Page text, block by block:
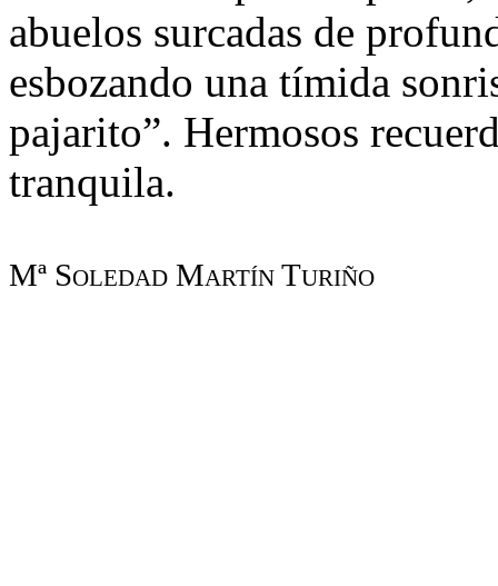
abuelos surcadas de
esbozando una tímida
pajarito”. Hermosos
tranquila.
Mª Soledad Martín Turiño